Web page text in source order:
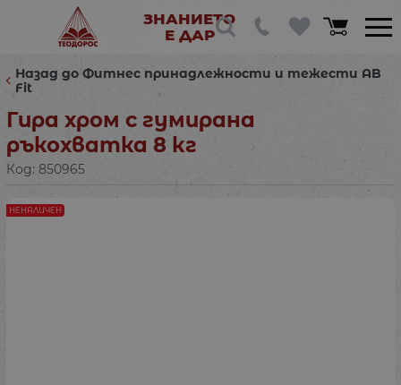
ЗНАНИЕТО
Е ДАР
Назад до Фитнес принадлежности и тежести AB
Fit
Гира хром с гумирана
ръкохватка 8 кг
Код: 850965
НЕНАЛИЧЕН